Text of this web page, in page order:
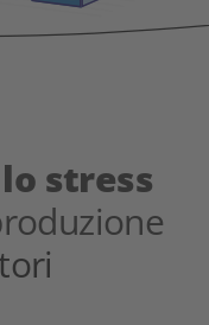
stress